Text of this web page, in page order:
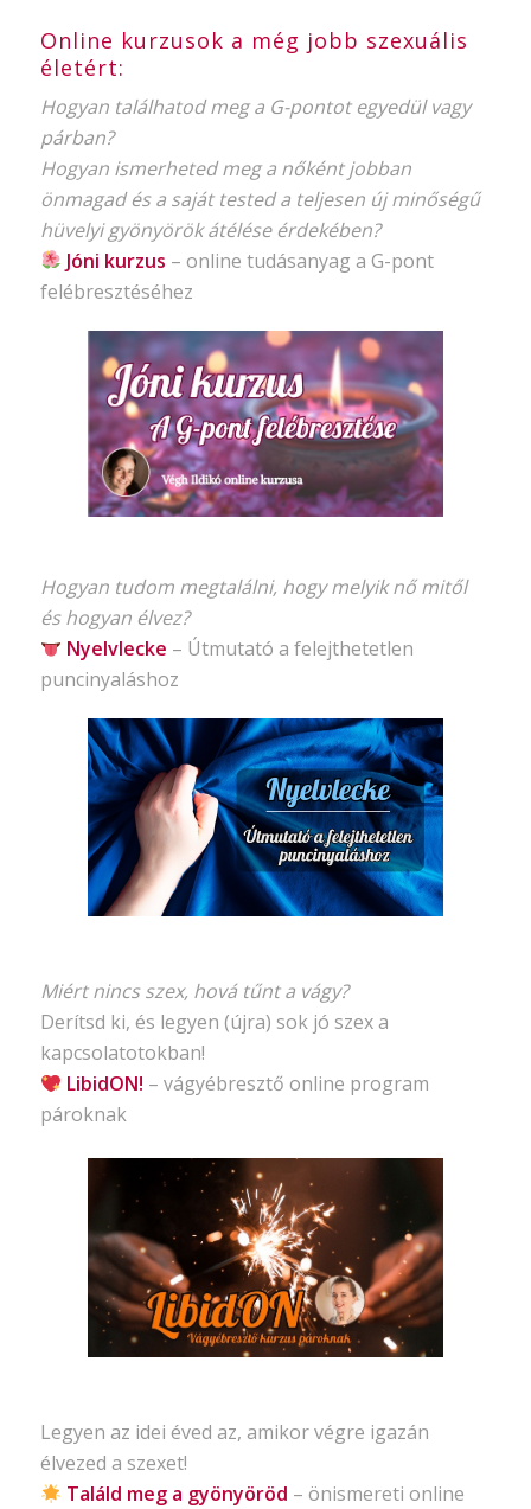
Online kurzusok a még jobb szexuális
életért:
Hogyan találhatod meg a G-pontot egyedül vagy
párban?
Hogyan ismerheted meg a nőként jobban
önmagad és a saját tested a teljesen új minőségű
hüvelyi gyönyörök átélése érdekében?
Jóni kurzus – online tudásanyag a G-pont
felébresztéséhez
Hogyan tudom megtalálni, hogy melyik nő mitől
és hogyan élvez?
Nyelvlecke – Útmutató a felejthetetlen
puncinyaláshoz
Miért nincs szex, hová tűnt a vágy?
Derítsd ki, és legyen (újra) sok jó szex a
kapcsolatotokban!
LibidON! – vágyébresztő online program
pároknak
Legyen az idei éved az, amikor végre igazán
élvezed a szexet!
Találd meg a gyönyöröd – önismereti online